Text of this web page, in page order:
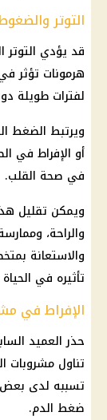
التوتر
قد يؤدي التوتر
هرمونات تؤثر
لفترات طويلة
ويرتبط الضغط
أو الإفراط في
في صحة القلب.
ويمكن تقليل
والراحة،
والاستعانة
تأثيره في
الإفراط في
حذر العميد
تناول مشروبات
تسببه لدى بعض
ضغط الدم.